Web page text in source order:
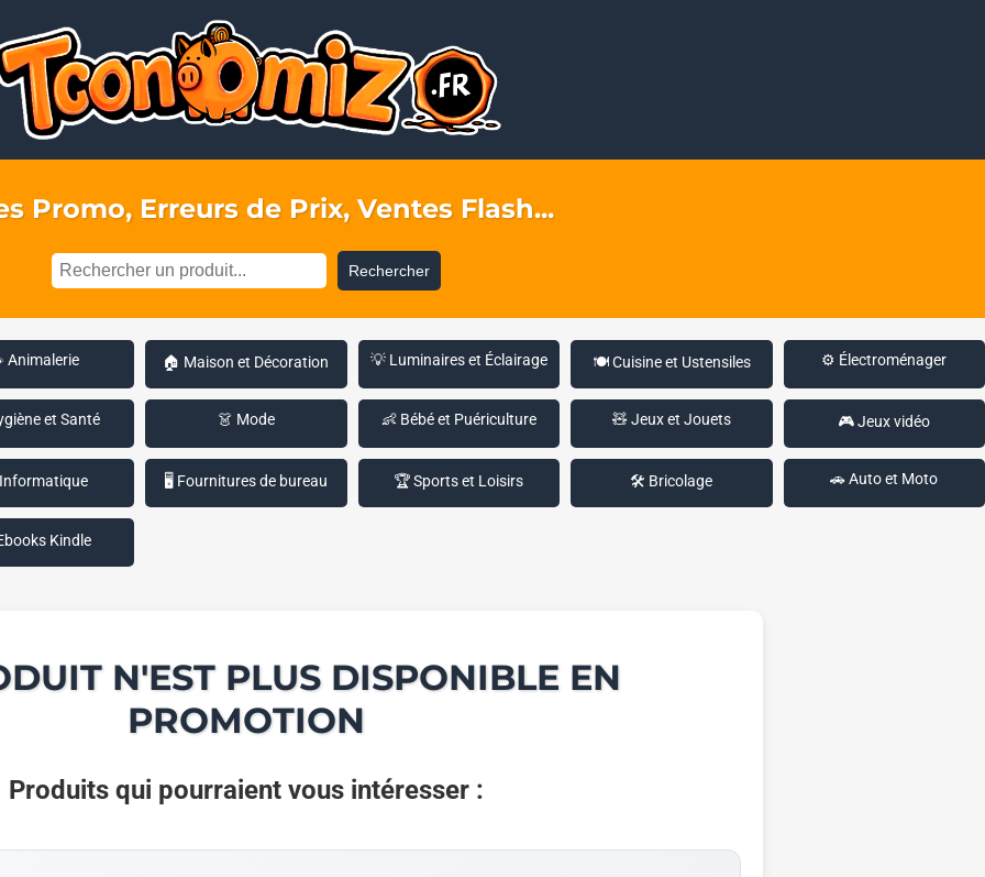
Promo, Erreurs de Prix, Ventes Flash...
Rechercher
Animalerie 🏠 Maison et Décoration 💡 Luminaires et Éclairage 🍽️ Cuisine et Ustensiles ⚙️ Électroménager
et Santé 👗 Mode 👶 Bébé et Puériculture 🧸 Jeux et Jouets 🎮 Jeux vidéo
🖥️ Fournitures de bureau 🏆 Sports et Loisirs 🛠️ Bricolage 🚗 Auto et Moto
Kindle
N'EST PLUS DISPONIBLE EN
PROMOTION
Produits qui pourraient vous intéresser :